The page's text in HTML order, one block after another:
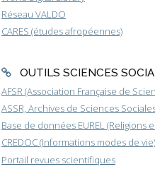
Réseau VALDO
CARES (études afropéennes)
OUTILS SCIENCES
AFSR (Association Française de
ASSR, Archives de Sciences
Base de données EUREL (Religions
CREDOC (Informations modes de vie)
Portail revues scientifiques